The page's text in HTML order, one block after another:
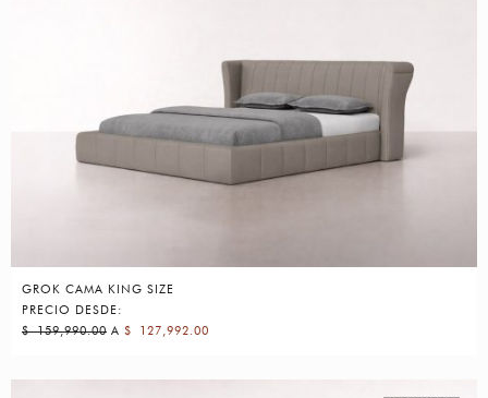
GROK CAMA KING SIZE
PRECIO DESDE:
$159,990.00 A $ 127,992.00